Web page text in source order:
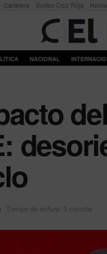
Cartelera Sorteo Cruz Roja
NACIONAL
Tiempo de lectura: 3 minutos